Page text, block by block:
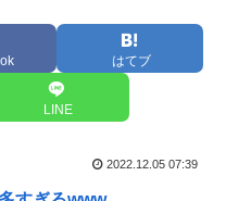
はてブ
LINE
2022.12.05 07:39